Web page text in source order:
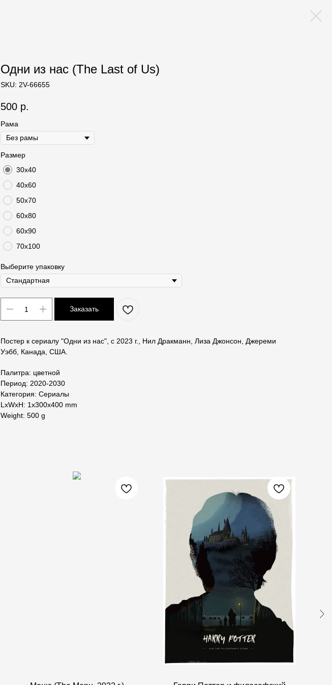
Одни из нас (The Last of Us)
SKU: 2V-66655
500 р.
Рама
Размер
30х40
40х60
50х70
60х80
60х90
70х100
Выберите упаковку
Заказать
Постер к сериалу "Одни из нас", с 2023 г., Нил Дракманн, Лиза Джонсон, Джереми
Уэбб, Канада, США.
Палитра: цветной
Период: 2020-2030
Категория: Сериалы
LxWxH: 1x300x400 mm
Weight: 500 g